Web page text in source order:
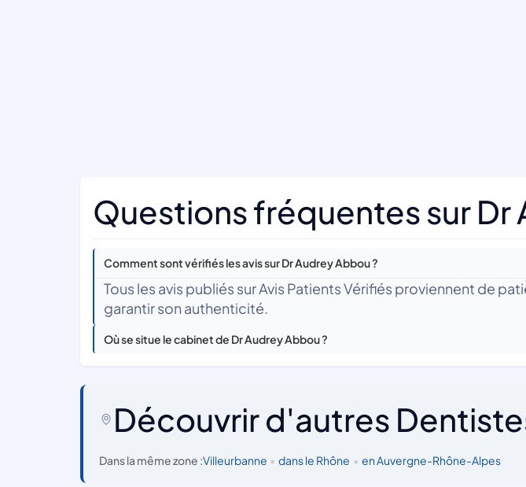
Questions fréquentes sur Dr
Comment sont vérifiés les avis sur Dr Audrey Abbou ?
Tous les avis publiés sur Avis Patients Vérifiés proviennent de
garantir son authenticité.
Où se situe le cabinet de Dr Audrey Abbou ?
Découvrir d'autres
Dans la même zone :Villeurbanne • dans le Rhône • en Auvergne-Rhône-Alpes